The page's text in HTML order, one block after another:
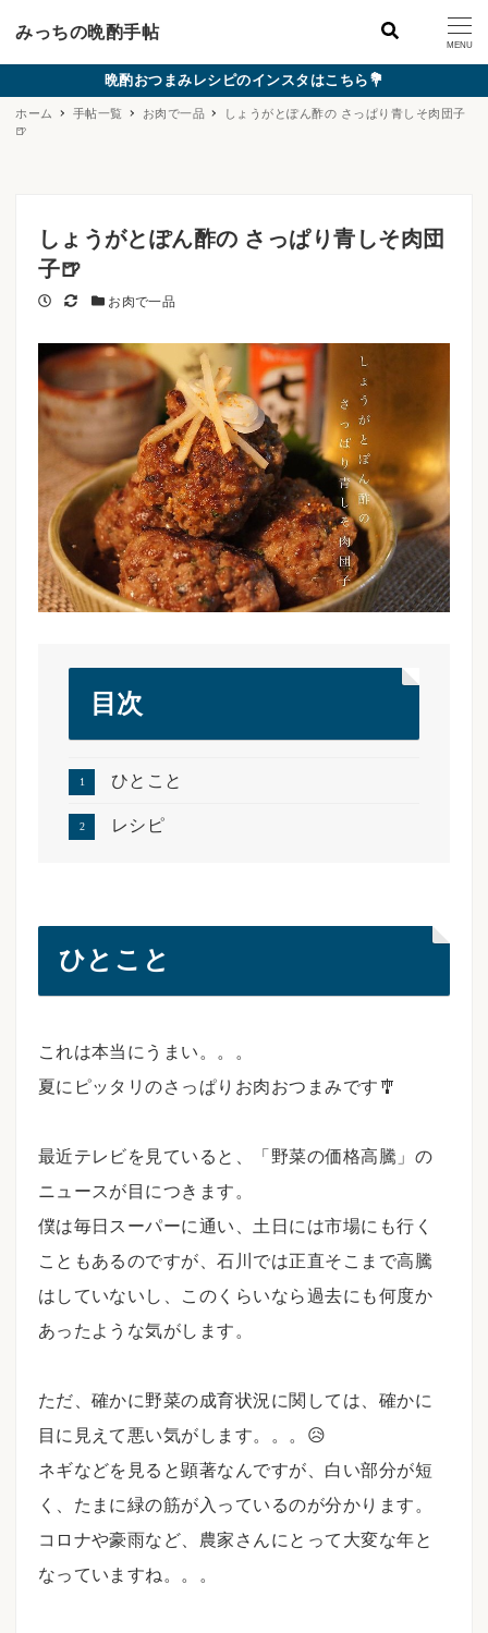
みっちの晩酌手帖
MENU
晩酌おつまみレシピのインスタはこちら💐
ホーム 手帖一覧 お肉で一品
しょうがとぽん酢の さっぱり青しそ肉団子
🍺
しょうがとぽん酢の さっぱり青しそ肉団
子🍺
投稿日更新日
カテゴリー
お肉で一品
目次
ひとこと
レシピ
ひとこと
これは本当にうまい。。。
夏にピッタリのさっぱりお肉おつまみです🎐
最近テレビを見ていると、「野菜の価格高騰」の
ニュースが目につきます。
僕は毎日スーパーに通い、土日には市場にも行く
こともあるのですが、石川では正直そこまで高騰
はしていないし、このくらいなら過去にも何度か
あったような気がします。
ただ、確かに野菜の成育状況に関しては、確かに
目に見えて悪い気がします。。。😥
ネギなどを見ると顕著なんですが、白い部分が短
く、たまに緑の筋が入っているのが分かります。
コロナや豪雨など、農家さんにとって大変な年と
なっていますね。。。